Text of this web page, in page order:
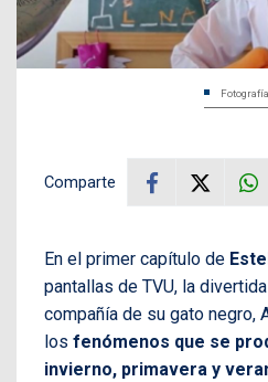
Comparte
En el primer capítulo de
pantallas de TVU, la
compañía de su gato negro,
los fenómenos que se
invierno, primavera y